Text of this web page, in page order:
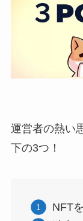
運営者の熱い
下の3つ！
NFT